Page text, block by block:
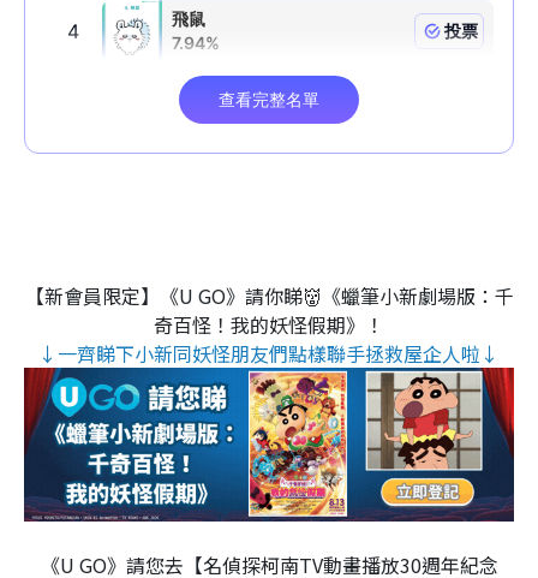
【新會員限定】《U GO》請你睇👹《蠟筆小新劇場版：千
奇百怪！我的妖怪假期》！
↓一齊睇下小新同妖怪朋友們點樣聯手拯救屋企人啦↓
《U GO》請您去【名偵探柯南TV動畫播放30週年紀念